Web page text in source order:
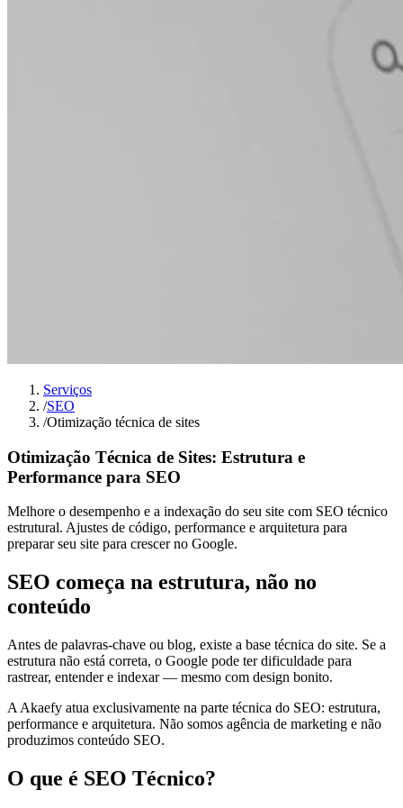
Serviços
/SEO
/Otimização técnica de sites
Otimização Técnica de Sites: Estrutura e
Performance para SEO
Melhore o desempenho e a indexação do seu site com SEO técnico
estrutural. Ajustes de código, performance e arquitetura para
preparar seu site para crescer no Google.
SEO começa na estrutura, não no
conteúdo
Antes de palavras-chave ou blog, existe a base técnica do site. Se a
estrutura não está correta, o Google pode ter dificuldade para
rastrear, entender e indexar — mesmo com design bonito.
A Akaefy atua exclusivamente na parte técnica do SEO: estrutura,
performance e arquitetura. Não somos agência de marketing e não
produzimos conteúdo SEO.
O que é SEO Técnico?